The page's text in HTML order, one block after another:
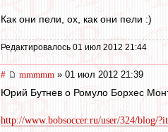
Как они пели, ох, как они пели :)
Редактировалось 01 июл 2012 21:44
# mmmmm » 01 июл 2012 21:39
Юрий Бутнев о Ромуло Борхес
http://www.bobsoccer.ru/user/324/blog/